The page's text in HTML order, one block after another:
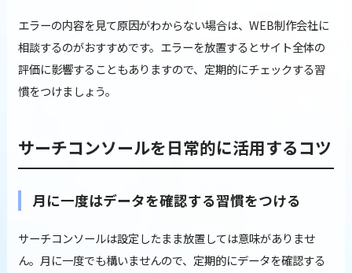
エラーの内容を見て原因がわからない場合は、WEB制作会社に
相談するのがおすすめです。エラーを放置するとサイト全体の
評価に影響することもありますので、定期的にチェックする習
慣をつけましょう。
サーチコンソールを日常的に活用するコツ
月に一度はデータを確認する習慣をつける
サーチコンソールは設定したまま放置しては意味がありませ
ん。月に一度でも構いませんので、定期的にデータを確認する